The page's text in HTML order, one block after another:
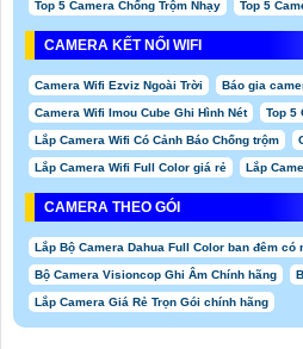
Top 5 Camera Chống Trộm Nhạy Top 5
CAMERA KẾT NỐI WIFI
Camera Wifi Ezviz Ngoài Trời Báo gia
Camera Wifi Imou Cube Ghi Hình Nét Top 5
Lắp Camera Wifi Có Cảnh Báo Chống trộm
Lắp Camera Wifi Full Color giá rẻ Lắp
CAMERA THEO GÓI
Lắp Bộ Camera Dahua Full Color ban đêm có
Bộ Camera Visioncop Ghi Âm Chính hãng
Lắp Camera Giá Rẻ Trọn Gói chính hãng